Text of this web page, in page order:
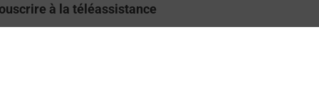
à la téléassistance